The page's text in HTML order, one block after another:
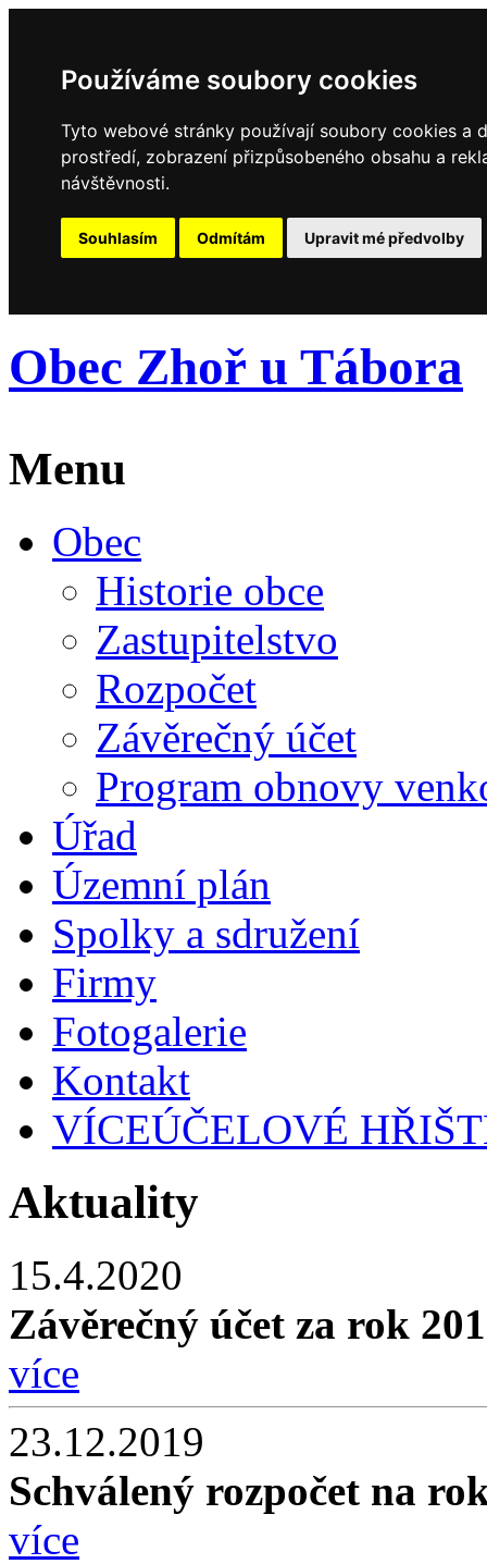
Používáme soubory cookies
Tyto webové stránky používají soubory cookies a
prostředí, zobrazení přizpůsobeného obsahu a
návštěvnosti.
Souhlasím Odmítám Upravit mé předvolby
Obec Zhoř u Tábora
Menu
Obec
Historie obce
Zastupitelstvo
Rozpočet
Závěrečný účet
Program obnovy
Úřad
Územní plán
Spolky a sdružení
Firmy
Fotogalerie
Kontakt
VÍCEÚČELOVÉ
Aktuality
15.4.2020
Závěrečný účet za rok
více
23.12.2019
Schválený rozpočet na
více